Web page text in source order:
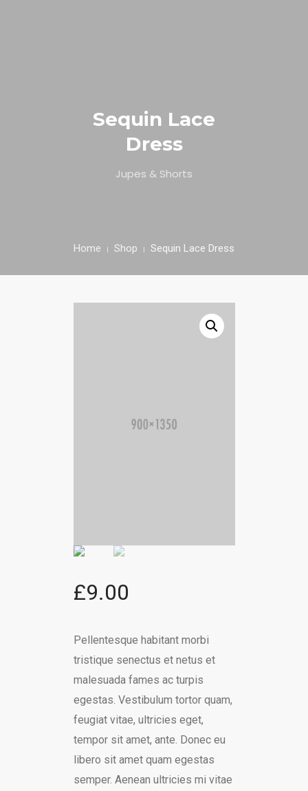
Sequin Lace
Dress
Jupes & Shorts
Home Shop Sequin Lace Dress
£9.00
Pellentesque habitant morbi
tristique senectus et netus et
malesuada fames ac turpis
egestas. Vestibulum tortor quam,
feugiat vitae, ultricies eget,
tempor sit amet, ante. Donec eu
libero sit amet quam egestas
semper. Aenean ultricies mi vitae